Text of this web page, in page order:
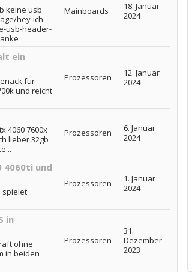
keine usb
hey-ich-
usb-header-
Mainboards
18. Januar
2024
ein
für
und reicht
Prozessoren
12. Januar
2024
4060 7600x
lieber 32gb
Prozessoren
6. Januar
2024
4060ti und
spielet
Prozessoren
1. Januar
2024
in
ohne
in beiden
Prozessoren
31.
Dezember
2023